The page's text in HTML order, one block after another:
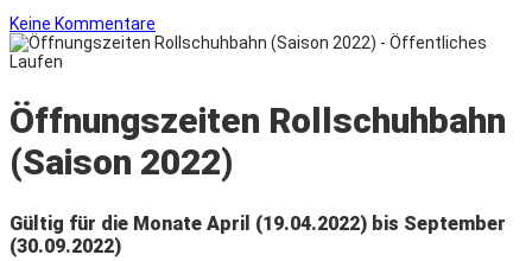
Keine Kommentare
Öffnungszeiten Rollschuhbahn
(Saison 2022)
Gültig für die Monate April (19.04.2022) bis September
(30.09.2022)